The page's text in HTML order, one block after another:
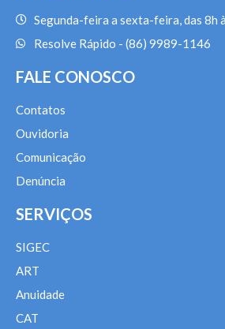
Segunda-feira a sexta-feira, das 8h
Resolve Rápido - (86) 9989-1146
FALE CONOSCO
Contatos
Ouvidoria
Comunicação
Denúncia
SERVIÇOS
SIGEC
ART
Anuidade
CAT